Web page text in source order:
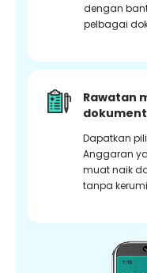
dengan
pelbagai
Rawatan
Dapatkan
Anggaran
muat naik
tanpa